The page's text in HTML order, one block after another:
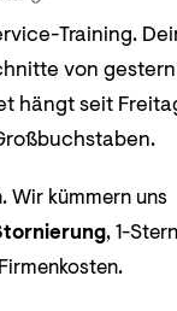
Training.
von
hängt seit
Wir kümmern uns
, 1-